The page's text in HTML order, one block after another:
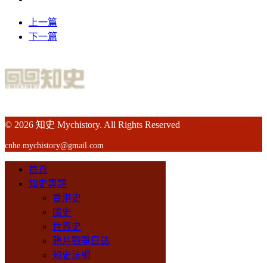
上一篇
下一篇
© 2026 知史 Mychistory. All Rights Reserved
cnhe.mychistory@gmail.com
首頁
知史專題
香港史
國史
世界史
鴉片戰爭日誌
知史法網